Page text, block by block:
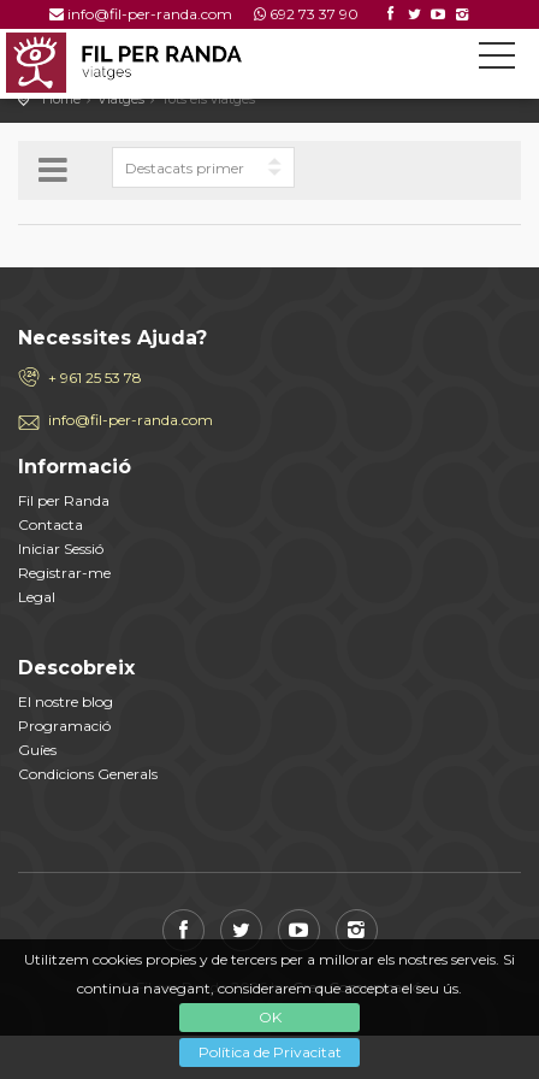
Utilitzem cookies propies y de tercers per a millorar els nostres serveis. Si
continua navegant, considerarem que accepta el seu ús.
OK
Política de Privacitat
info@fil-per-randa.com 692 73 37 90
Home Viatges Tots els viatges
Necessites Ajuda?
+ 961 25 53 78
info@fil-per-randa.com
Informació
Fil per Randa
Contacta
Iniciar Sessió
Registrar-me
Legal
Descobreix
El nostre blog
Programació
Guíes
Condicions Generals
© Fil per Randa 2026 byCrea Comunicació